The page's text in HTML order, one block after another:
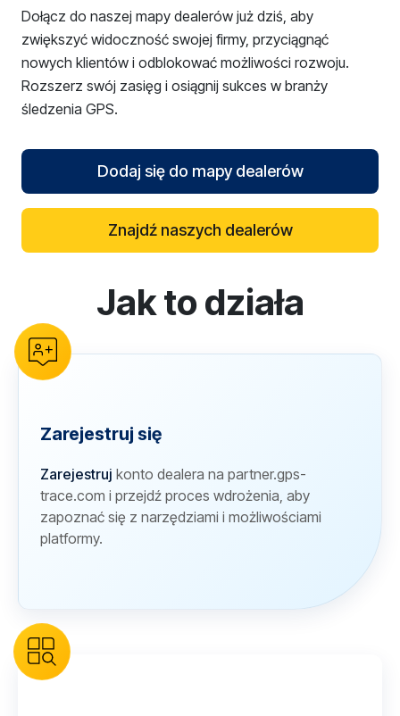
Dołącz do naszej mapy dealerów już dziś, aby
zwiększyć widoczność swojej firmy, przyciągnąć
nowych klientów i odblokować możliwości rozwoju.
Rozszerz swój zasięg i osiągnij sukces w branży
śledzenia GPS.
Dodaj się do mapy dealerów
Znajdź naszych dealerów
reCAPTCHA verificationJak to działa
Zarejestruj się
Zarejestruj konto dealera na partner.gps-
trace.com i przejdź proces wdrożenia, aby
zapoznać się z narzędziami i możliwościami
platformy.